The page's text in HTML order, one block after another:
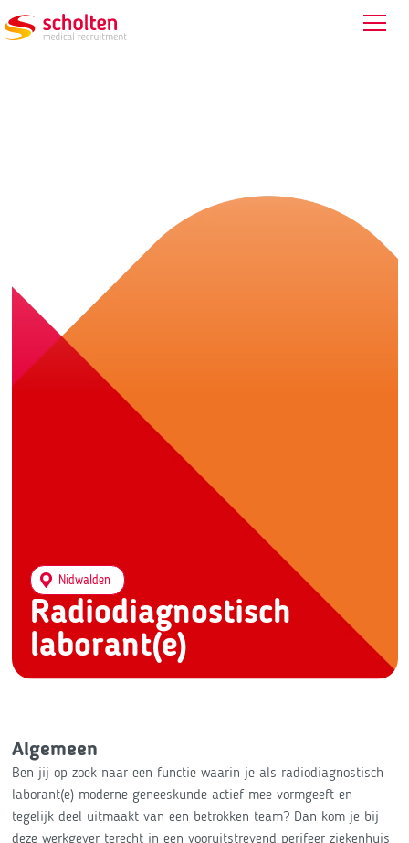
Radiodiagnostisch
laborant(e)
Nidwalden
Algemeen
Ben jij op zoek naar een functie waarin je als radiodiagnostisch
laborant(e) moderne geneeskunde actief mee vormgeeft en
tegelijk deel uitmaakt van een betrokken team? Dan kom je bij
deze werkgever terecht in een vooruitstrevend perifeer ziekenhuis